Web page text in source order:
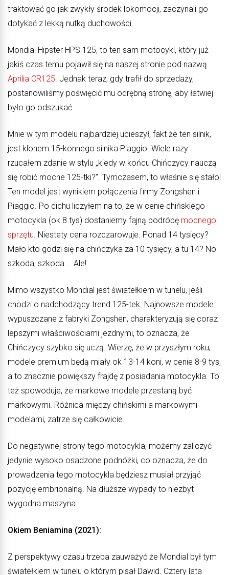
traktować go jak zwykły środek lokomocji, zaczynali go
dotykać z lekką nutką duchowości.
Mondial Hipster HPS 125, to ten sam motocykl, który już
jakiś czas temu pojawił się na naszej stronie pod nazwą
Aprilia CR125 . Jednak teraz, gdy trafił do sprzedaży,
postanowiliśmy poświęcić mu odrębną stronę, aby łatwiej
było go odszukać.
Mnie w tym modelu najbardziej ucieszył, fakt że ten silnik,
jest klonem 15-konnego silnika Piaggio. Wiele razy
rzucałem zdanie w stylu „kiedy w końcu Chińczycy nauczą
się robić mocne 125-tki?”. Tymczasem, to właśnie się stało!
Ten model jest wynikiem połączenia firmy Zongshen i
Piaggio. Po cichu liczyłem na to, że w cenie chińskiego
motocykla (ok 8 tys) dostaniemy fajną podróbę mocnego
sprzętu . Niestety cena rozczarowuje. Ponad 14 tysięcy?
Mało kto godzi się na chińczyka za 10 tysięcy, a tu 14? No
szkoda, szkoda … Ale!
Mimo wszystko Mondial jest światełkiem w tunelu, jeśli
chodzi o nadchodzący trend 125-tek. Najnowsze modele
wypuszczane z fabryki Zongshen, charakteryzują się coraz
lepszymi właściwościami jezdnymi, to oznacza, że
Chińczycy szybko się uczą. Wierzę, że w przyszłym roku,
modele premium będą miały ok 13-14 koni, w cenie 8-9 tys,
a to znacznie powiększy frajdę z posiadania motocykla. To
też spowoduje, że markowe modele przestaną być
markowymi. Różnica między chińskimi a markowymi
modelami, zatrze się całkowicie.
Do negatywnej strony tego motocykla, możemy zaliczyć
jedynie wysoko osadzone podnóżki, co oznacza, że do
prowadzenia tego motocykla będziesz musiał przyjąć
pozycję embrionalną. Na dłuższe wypady to niezbyt
wygodna maszyna.
Okiem Beniamina (2021):
Z perspektywy czasu trzeba zauważyć że Mondial był tym
światełkiem w tunelu o którym pisał Dawid. Cztery lata